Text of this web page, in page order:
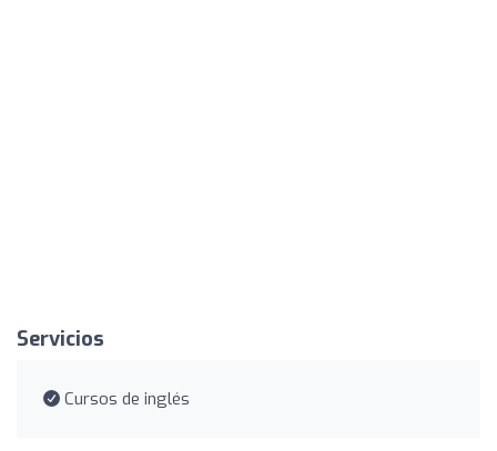
Servicios
Cursos de inglés